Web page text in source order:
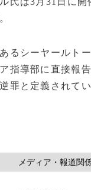
るシーヤールト
指導部に直接報
罪と定義されて
メディア・報道関